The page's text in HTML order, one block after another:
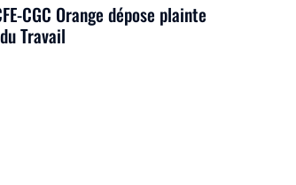
CGC Orange dépose plainte
Travail